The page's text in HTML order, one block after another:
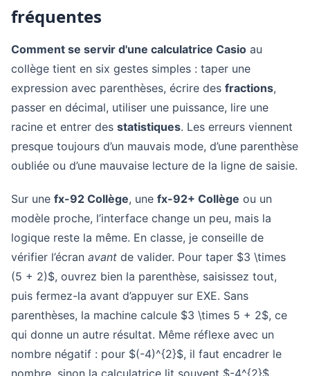
fréquentes
Comment se servir d'une calculatrice Casio au
collège tient en six gestes simples : taper une
expression avec parenthèses, écrire des fractions,
passer en décimal, utiliser une puissance, lire une
racine et entrer des statistiques. Les erreurs viennent
presque toujours d’un mauvais mode, d’une parenthèse
oubliée ou d’une mauvaise lecture de la ligne de saisie.
Sur une fx-92 Collège, une fx-92+ Collège ou un
modèle proche, l’interface change un peu, mais la
logique reste la même. En classe, je conseille de
vérifier l’écran avant de valider. Pour taper $3 \times
(5 + 2)$, ouvrez bien la parenthèse, saisissez tout,
puis fermez-la avant d’appuyer sur EXE. Sans
parenthèses, la machine calcule $3 \times 5 + 2$, ce
qui donne un autre résultat. Même réflexe avec un
nombre négatif : pour $(-4)^{2}$, il faut encadrer le
nombre, sinon la calculatrice lit souvent $-4^{2}$.